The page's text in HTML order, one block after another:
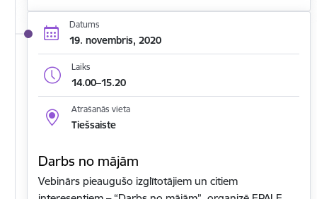
Datums
19. novembris, 2020
Laiks
14.00–15.20
Atrašanās vieta
Tiešsaiste
Darbs no mājām
Vebinārs pieaugušo izglītotājiem un citiem